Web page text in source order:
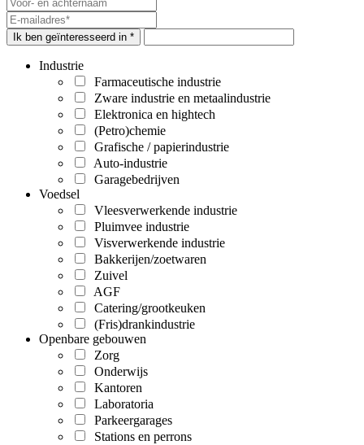
Ik ben geïnteresseerd in *
Industrie
Farmaceutische industrie
Zware industrie en metaalindustrie
Elektronica en hightech
(Petro)chemie
Grafische / papierindustrie
Auto-industrie
Garagebedrijven
Voedsel
Vleesverwerkende industrie
Pluimvee industrie
Visverwerkende industrie
Bakkerijen/zoetwaren
Zuivel
AGF
Catering/grootkeuken
(Fris)drankindustrie
Openbare gebouwen
Zorg
Onderwijs
Kantoren
Laboratoria
Parkeergarages
Stations en perrons